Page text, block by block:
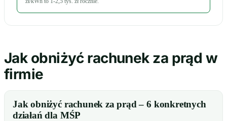
Jak obniżyć rachunek za prąd w
firmie
Jak obniżyć rachunek za prąd – 6 konkretnych
działań dla MŚP